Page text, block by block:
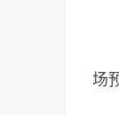
场